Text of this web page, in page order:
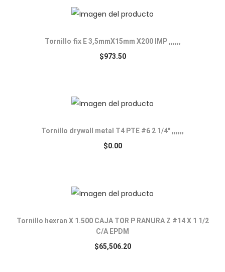
Tornillo fix E 3,5mmX15mm X200 IMP ,,,,,,
$973.50
Tornillo drywall metal T4 PTE #6 2 1/4″ ,,,,,,
$0.00
Tornillo hexran X 1.500 CAJA TOR P RANURA Z #14 X 1 1/2
C/A EPDM
$65,506.20